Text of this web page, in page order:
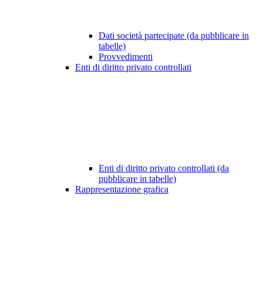
Dati società partecipate (da pubblicare in
tabelle)
Provvedimenti
Enti di diritto privato controllati
Enti di diritto privato controllati (da
pubblicare in tabelle)
Rappresentazione grafica